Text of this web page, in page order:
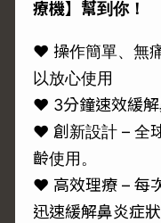
療機】幫到你！
♥ 操作簡單、無
以放心使用
♥ 3分鐘速效緩解
♥ 創新設計 – 全
齡使用。
♥ 高效理療 – 每
迅速緩解鼻炎症狀